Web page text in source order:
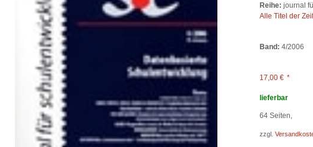
Reihe: journal
Alle Titel der
Band: 4/2006
17,00 € *
lieferbar
64Seiten,
zzgl.